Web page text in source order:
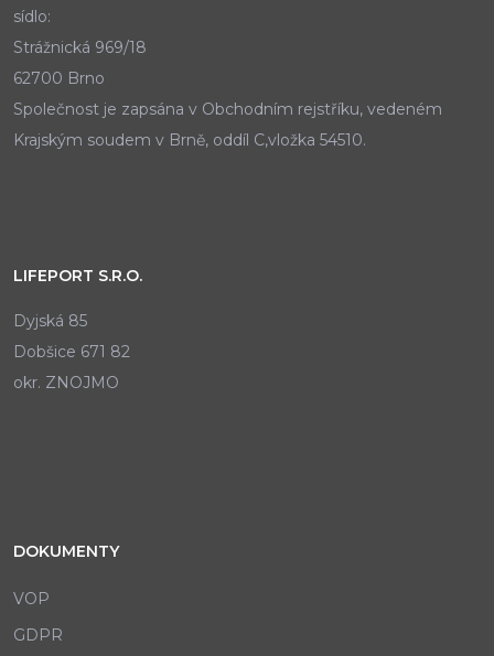
sídlo:
Strážnická 969/18
62700 Brno
Společnost je zapsána v Obchodním rejstříku, vedeném
Krajským soudem v Brně, oddíl C,vložka 54510.
LIFEPORT S.R.O.
Dyjská 85
Dobšice 671 82
okr. ZNOJMO
DOKUMENTY
VOP
GDPR